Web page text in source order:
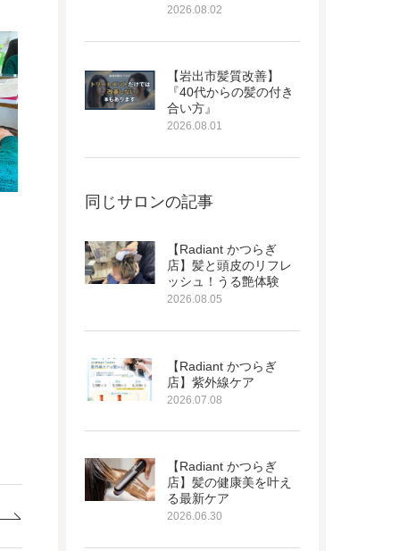
2026.08.02
【岩出市髪質改善】
『40代からの髪の付き
合い方』
2026.08.01
同じサロンの記事
【Radiant かつらぎ
店】髪と頭皮のリフレ
ッシュ！うる艶体験
2026.08.05
【Radiant かつらぎ
店】紫外線ケア
2026.07.08
【Radiant かつらぎ
店】髪の健康美を叶え
る最新ケア
2026.06.30